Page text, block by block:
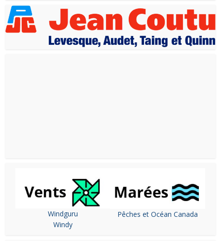
Windguru
Windy
Pêches et Océan Canada